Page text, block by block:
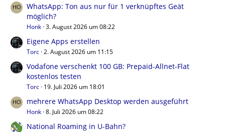
WhatsApp: Ton aus nur für 1 verknüpftes Geät
möglich?
Honk 3. August 2026 um 08:22
Eigene Apps erstellen
Torc 2. August 2026 um 11:15
Vodafone verschenkt 100 GB: Prepaid-Allnet-Flat
kostenlos testen
Torc 19. Juli 2026 um 18:01
mehrere WhatsApp Desktop werden ausgeführt
Honk 8. Juli 2026 um 08:22
National Roaming in U-Bahn?